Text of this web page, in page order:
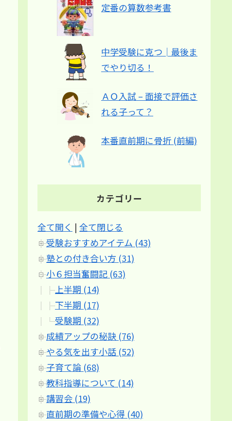
定番の算数参考書
中学受験に克つ│最後ま
でやり切る！
ＡＯ入試 – 面接で評価さ
れる子って？
本番直前期に骨折 (前編)
カテゴリー
全て開く | 全て閉じる
受験おすすめアイテム (43)
塾との付き合い方 (31)
小６担当奮闘記 (63)
上半期 (14)
下半期 (17)
受験期 (32)
成績アップの秘訣 (76)
やる気を出す小話 (52)
子育て論 (68)
教科指導について (14)
講習会 (19)
直前期の準備や心得 (40)